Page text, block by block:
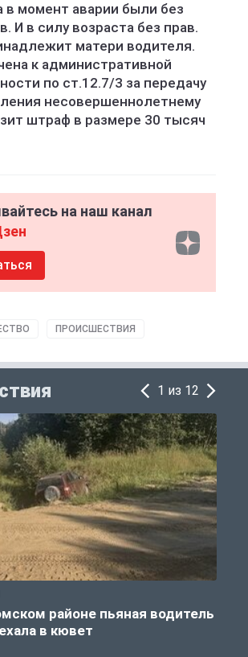
в момент аварии были без
И в силу возраста без прав.
матери водителя.
к административной
по ст.12.7/3 за передачу
несовершеннолетнему
штраф в размере 30 тысяч
на наш канал
ПРОИСШЕСТВИЯ
1 из 12
районе пьяная водитель
в кювет